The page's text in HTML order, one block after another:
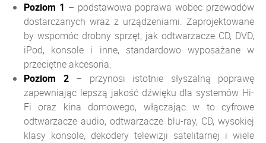
Poziom 1 – podstawowa poprawa wobec przewodów
dostarczanych wraz z urządzeniami. Zaprojektowane
by wspomóc drobny sprzęt, jak odtwarzacze CD, DVD,
iPod, konsole i inne, standardowo wyposażane w
przeciętne akcesoria.
Poziom 2– przynosi istotnie słyszalną poprawę
zapewniając lepszą jakość dźwięku dla systemów Hi-
Fi oraz kina domowego, włączając w to cyfrowe
odtwarzacze audio, odtwarzacze blu-ray, CD, wysokiej
klasy konsole, dekodery telewizji satelitarnej i wiele